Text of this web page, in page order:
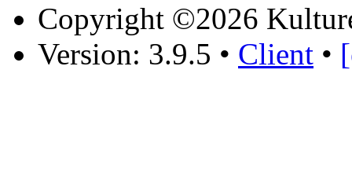
Copyright ©2026
Version: 3.9.5 • Client •